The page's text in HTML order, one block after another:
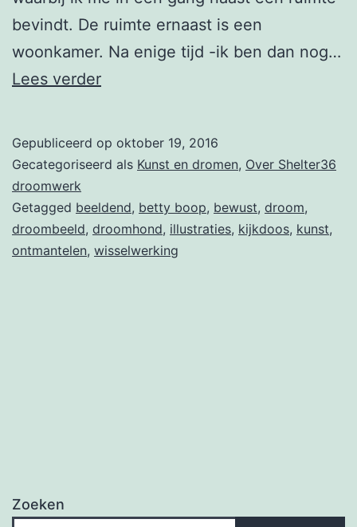
bevindt. De ruimte ernaast is een
woonkamer. Na enige tijd -ik ben dan nog…
Lees verderKijkdoos
Gepubliceerd op oktober 19, 2016
Gecategoriseerd als Kunst en dromen, Over Shelter36
droomwerk
Getagged beeldend, betty boop, bewust, droom,
droombeeld, droomhond, illustraties, kijkdoos, kunst,
ontmantelen, wisselwerking
Zoeken